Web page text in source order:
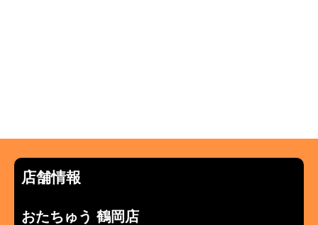
店舗情報
おたちゅう 鶴岡店